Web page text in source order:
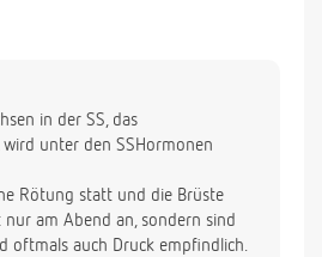
in der SS, das
wird unter den SSHormonen
Rötung statt und die Brüste
nur am Abend an, sondern sind
oftmals auch Druck empfindlich.